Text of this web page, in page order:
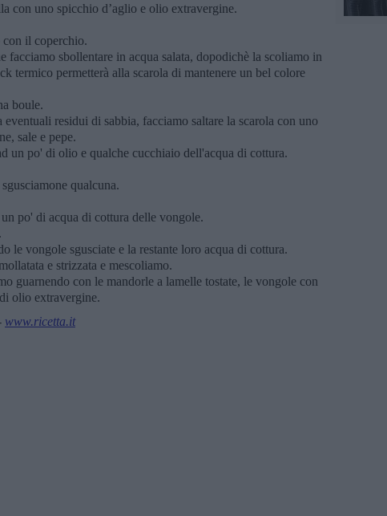
con uno spicchio d’aglio e olio extravergine.
il coperchio.
facciamo sbollentare in acqua salata, dopodichè la scoliamo in
termico permetterà alla scarola di mantenere un bel colore
boule.
residui di sabbia, facciamo saltare la scarola con uno
sale e pepe.
un po' di olio e qualche cucchiaio dell'acqua di cottura.
qualcuna.
po' di acqua di cottura delle vongole.
le vongole sgusciate e la restante loro acqua di cottura.
e strizzata e mescoliamo.
guarnendo con le mandorle a lamelle tostate, le vongole con
olio extravergine.
www.ricetta.it